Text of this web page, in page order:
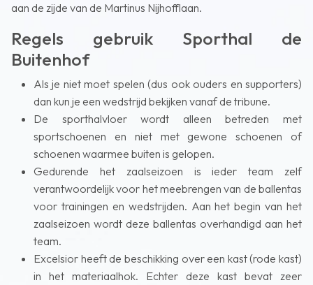
aan de zijde van de Martinus Nijhofflaan.
Regels gebruik Sporthal de
Buitenhof
Als je niet moet spelen (dus ook ouders en supporters)
dan kun je een wedstrijd bekijken vanaf de tribune.
De sporthalvloer wordt alleen betreden met
sportschoenen en niet met gewone schoenen of
schoenen waarmee buiten is gelopen.
Gedurende het zaalseizoen is ieder team zelf
verantwoordelijk voor het meebrengen van de ballentas
voor trainingen en wedstrijden. Aan het begin van het
zaalseizoen wordt deze ballentas overhandigd aan het
team.
Excelsior heeft de beschikking over een kast (rode kast)
in het materiaalhok. Echter deze kast bevat zeer